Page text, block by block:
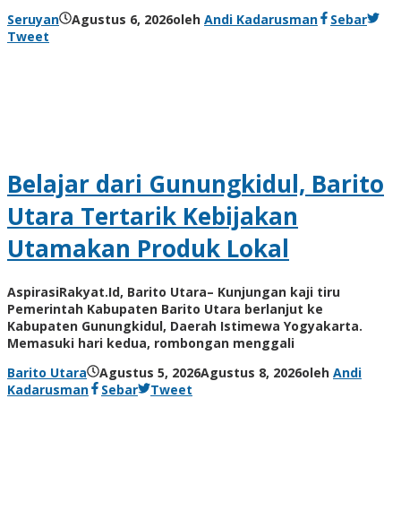
Seruyan
Agustus 6, 2026oleh Andi Kadarusman
Sebar
Tweet
Belajar dari Gunungkidul, Barito
Utara Tertarik Kebijakan
Utamakan Produk Lokal
AspirasiRakyat.Id, Barito Utara– Kunjungan kaji tiru
Pemerintah Kabupaten Barito Utara berlanjut ke
Kabupaten Gunungkidul, Daerah Istimewa Yogyakarta.
Memasuki hari kedua, rombongan menggali
Barito Utara
Agustus 5, 2026Agustus 8, 2026oleh Andi
Kadarusman
Sebar Tweet